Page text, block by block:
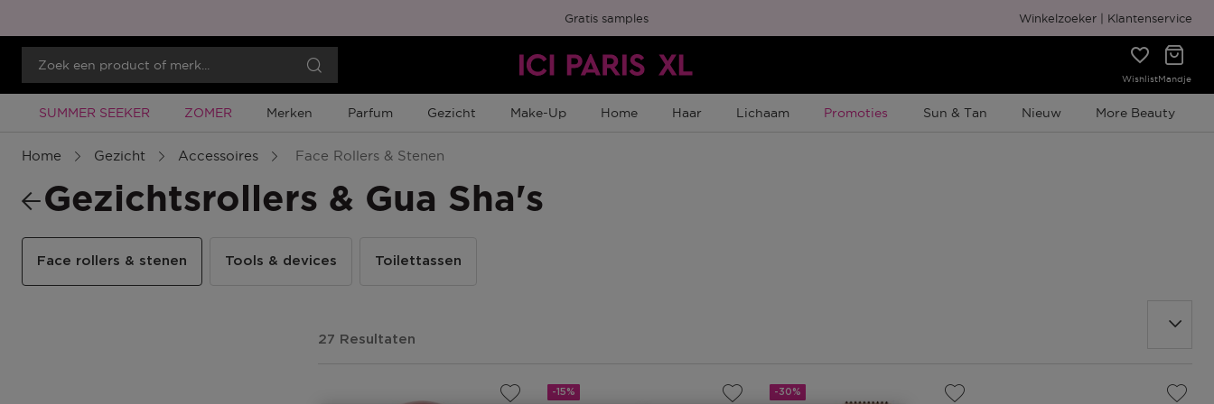
Gratis samples Gratis cadeauverpakking
Winkelzoeker Klantenservice
WishlistMandje
Tijdelijke Promotie
SUMMER SEEKER Tijdelijke Promotie
ZOMER Merken Parfum Gezicht Make-Up Home Haar Lichaam Tijdelijke Promotie
Promoties Sun & Tan Nieuw More Beauty
Home Gezicht Accessoires Face Rollers & Stenen
Gezichtsrollers & Gua Sha's
Face rollers & stenen Tools & devices Toilettassen
27 Resultaten
-15% -30%